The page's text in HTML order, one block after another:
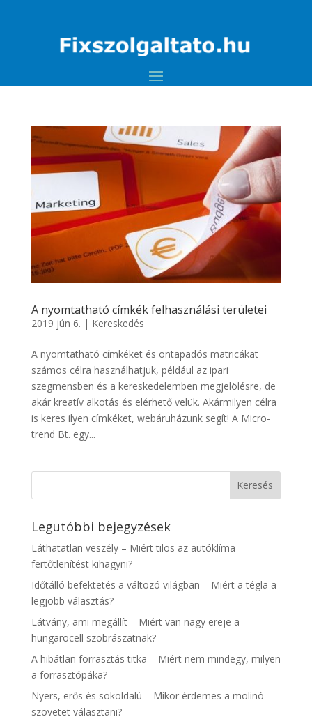
A nyomtatható címkék felhasználási területei
2019 jún 6. | Kereskedés
A nyomtatható címkéket és öntapadós matricákat
számos célra használhatjuk, például az ipari
szegmensben és a kereskedelemben megjelölésre, de
akár kreatív alkotás és elérhető velük. Akármilyen célra
is keres ilyen címkéket, webáruházunk segít! A Micro-
trend Bt. egy...
Legutóbbi bejegyzések
Láthatatlan veszély – Miért tilos az autóklíma
fertőtlenítést kihagyni?
Időtálló befektetés a változó világban – Miért a tégla a
legjobb választás?
Látvány, ami megállít – Miért van nagy ereje a
hungarocell szobrászatnak?
A hibátlan forrasztás titka – Miért nem mindegy, milyen
a forrasztópáka?
Nyers, erős és sokoldalú – Mikor érdemes a molinó
szövetet választani?